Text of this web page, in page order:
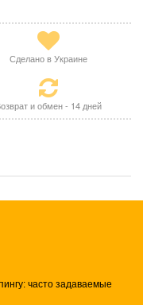
Сделано в Украине
и обмен - 14 дней
часто задаваемые